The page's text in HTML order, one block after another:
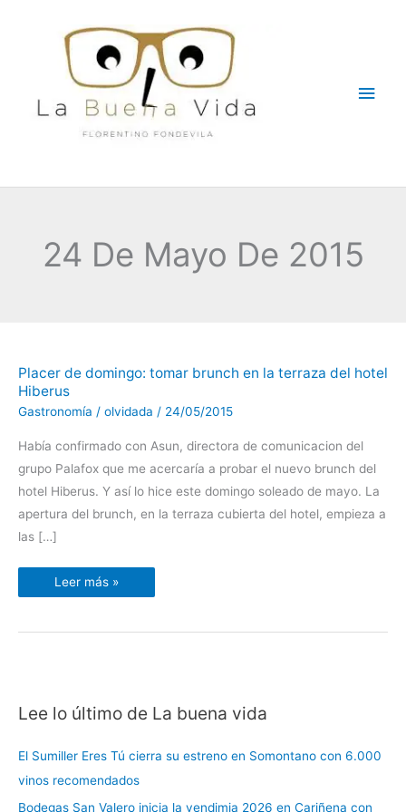
24 De Mayo De 2015
Placer de domingo: tomar brunch en la terraza del hotel
Hiberus
Gastronomía / olvidada / 24/05/2015
Había confirmado con Asun, directora de comunicacion del
grupo Palafox que me acercaría a probar el nuevo brunch del
hotel Hiberus. Y así lo hice este domingo soleado de mayo. La
apertura del brunch, en la terraza cubierta del hotel, empieza a
las […]
Placer
de
domingo:
tomar
brunch
terraza
del
hotel
Hiberus
Leer más »
Lee lo último de La buena vida
El Sumiller Eres Tú cierra su estreno en Somontano con 6.000
vinos recomendados
Bodegas San Valero inicia la vendimia 2026 en Cariñena con
C
t
e